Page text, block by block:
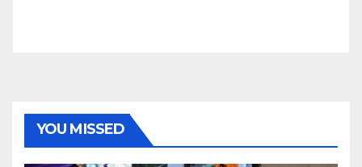
YOU MISSED